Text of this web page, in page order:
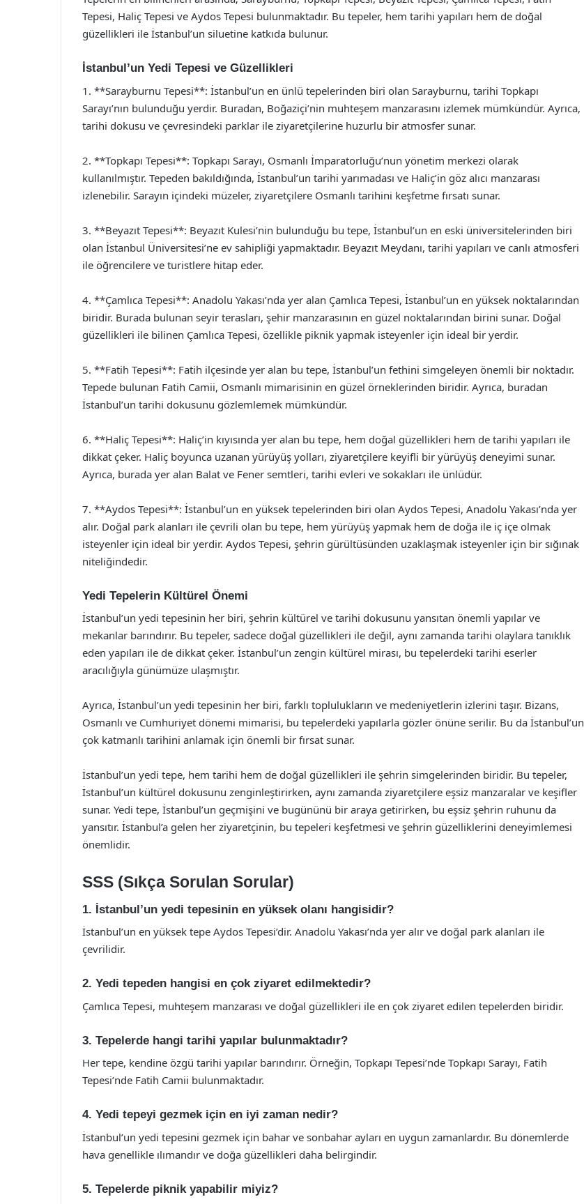
Tepesi, Haliç Tepesi ve Aydos Tepesi bulunmaktadır. Bu tepeler, hem tarihi yapıları hem de doğal
güzellikleri ile İstanbul’un siluetine katkıda bulunur.
İstanbul’un Yedi Tepesi ve Güzellikleri
1. **Sarayburnu Tepesi**: İstanbul’un en ünlü tepelerinden biri olan Sarayburnu, tarihi Topkapı
Sarayı’nın bulunduğu yerdir. Buradan, Boğaziçi’nin muhteşem manzarasını izlemek mümkündür. Ayrıca,
tarihi dokusu ve çevresindeki parklar ile ziyaretçilerine huzurlu bir atmosfer sunar.
2. **Topkapı Tepesi**: Topkapı Sarayı, Osmanlı İmparatorluğu’nun yönetim merkezi olarak
kullanılmıştır. Tepeden bakıldığında, İstanbul’un tarihi yarımadası ve Haliç’in göz alıcı manzarası
izlenebilir. Sarayın içindeki müzeler, ziyaretçilere Osmanlı tarihini keşfetme fırsatı sunar.
3. **Beyazıt Tepesi**: Beyazıt Kulesi’nin bulunduğu bu tepe, İstanbul’un en eski üniversitelerinden biri
olan İstanbul Üniversitesi’ne ev sahipliği yapmaktadır. Beyazıt Meydanı, tarihi yapıları ve canlı atmosferi
ile öğrencilere ve turistlere hitap eder.
4. **Çamlıca Tepesi**: Anadolu Yakası’nda yer alan Çamlıca Tepesi, İstanbul’un en yüksek noktalarından
biridir. Burada bulunan seyir terasları, şehir manzarasının en güzel noktalarından birini sunar. Doğal
güzellikleri ile bilinen Çamlıca Tepesi, özellikle piknik yapmak isteyenler için ideal bir yerdir.
5. **Fatih Tepesi**: Fatih ilçesinde yer alan bu tepe, İstanbul’un fethini simgeleyen önemli bir noktadır.
Tepede bulunan Fatih Camii, Osmanlı mimarisinin en güzel örneklerinden biridir. Ayrıca, buradan
İstanbul’un tarihi dokusunu gözlemlemek mümkündür.
6. **Haliç Tepesi**: Haliç’in kıyısında yer alan bu tepe, hem doğal güzellikleri hem de tarihi yapıları ile
dikkat çeker. Haliç boyunca uzanan yürüyüş yolları, ziyaretçilere keyifli bir yürüyüş deneyimi sunar.
Ayrıca, burada yer alan Balat ve Fener semtleri, tarihi evleri ve sokakları ile ünlüdür.
7. **Aydos Tepesi**: İstanbul’un en yüksek tepelerinden biri olan Aydos Tepesi, Anadolu Yakası’nda yer
alır. Doğal park alanları ile çevrili olan bu tepe, hem yürüyüş yapmak hem de doğa ile iç içe olmak
isteyenler için ideal bir yerdir. Aydos Tepesi, şehrin gürültüsünden uzaklaşmak isteyenler için bir sığınak
niteliğindedir.
Yedi Tepelerin Kültürel Önemi
İstanbul’un yedi tepesinin her biri, şehrin kültürel ve tarihi dokusunu yansıtan önemli yapılar ve
mekanlar barındırır. Bu tepeler, sadece doğal güzellikleri ile değil, aynı zamanda tarihi olaylara tanıklık
eden yapıları ile de dikkat çeker. İstanbul’un zengin kültürel mirası, bu tepelerdeki tarihi eserler
aracılığıyla günümüze ulaşmıştır.
Ayrıca, İstanbul’un yedi tepesinin her biri, farklı toplulukların ve medeniyetlerin izlerini taşır. Bizans,
Osmanlı ve Cumhuriyet dönemi mimarisi, bu tepelerdeki yapılarla gözler önüne serilir. Bu da İstanbul’un
çok katmanlı tarihini anlamak için önemli bir fırsat sunar.
İstanbul’un yedi tepe, hem tarihi hem de doğal güzellikleri ile şehrin simgelerinden biridir. Bu tepeler,
İstanbul’un kültürel dokusunu zenginleştirirken, aynı zamanda ziyaretçilere eşsiz manzaralar ve keşifler
sunar. Yedi tepe, İstanbul’un geçmişini ve bugününü bir araya getirirken, bu eşsiz şehrin ruhunu da
yansıtır. İstanbul’a gelen her ziyaretçinin, bu tepeleri keşfetmesi ve şehrin güzelliklerini deneyimlemesi
önemlidir.
SSS (Sıkça Sorulan Sorular)
1. İstanbul’un yedi tepesinin en yüksek olanı hangisidir?
İstanbul’un en yüksek tepe Aydos Tepesi’dir. Anadolu Yakası’nda yer alır ve doğal park alanları ile
çevrilidir.
2. Yedi tepeden hangisi en çok ziyaret edilmektedir?
Çamlıca Tepesi, muhteşem manzarası ve doğal güzellikleri ile en çok ziyaret edilen tepelerden biridir.
3. Tepelerde hangi tarihi yapılar bulunmaktadır?
Her tepe, kendine özgü tarihi yapılar barındırır. Örneğin, Topkapı Tepesi’nde Topkapı Sarayı, Fatih
Tepesi’nde Fatih Camii bulunmaktadır.
4. Yedi tepeyi gezmek için en iyi zaman nedir?
İstanbul’un yedi tepesini gezmek için bahar ve sonbahar ayları en uygun zamanlardır. Bu dönemlerde
hava genellikle ılımandır ve doğa güzellikleri daha belirgindir.
5. Tepelerde piknik yapabilir miyiz?